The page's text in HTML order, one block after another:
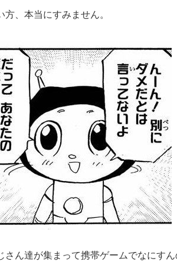
方、本当にすみません。
さん達が集まって携帯ゲームでなにすん